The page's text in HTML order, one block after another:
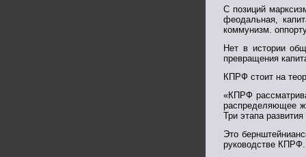
С позиций
феодальная,
коммунизм.
Нет в истории
превращения
КПРФ стоит на
«КПРФ
распределяющее
Три этапа
Это
руководстве КПРФ.